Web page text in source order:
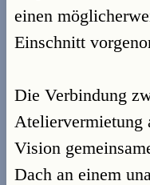
einen
Einschnitt
Die Verbindung
Ateliervermietung
Vision
Dach an einem